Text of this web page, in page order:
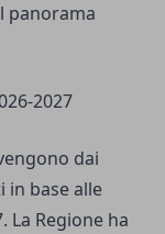
panorama
2027
dai
in base alle
La Regione ha